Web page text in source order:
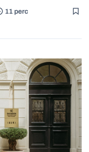
11 perc